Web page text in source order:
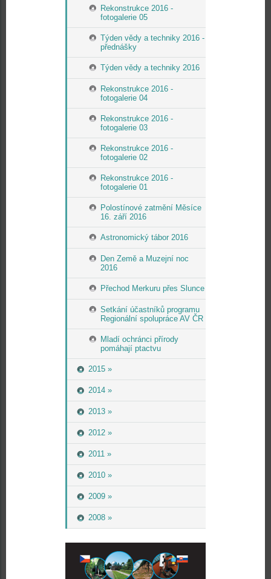
Rekonstrukce 2016 -
fotogalerie 05
Týden vědy a techniky 2016 -
přednášky
Týden vědy a techniky 2016
Rekonstrukce 2016 -
fotogalerie 04
Rekonstrukce 2016 -
fotogalerie 03
Rekonstrukce 2016 -
fotogalerie 02
Rekonstrukce 2016 -
fotogalerie 01
Polostínové zatmění Měsíce
16. září 2016
Astronomický tábor 2016
Den Země a Muzejní noc
2016
Přechod Merkuru přes Slunce
Setkání účastníků programu
Regionální spolupráce AV ČR
Mladí ochránci přírody
pomáhají ptactvu
2015 »
2014 »
2013 »
2012 »
2011 »
2010 »
2009 »
2008 »